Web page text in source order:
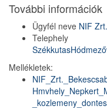
További információk
Ügyfél neve NIF Zrt.
Telephely
Székkutas
Mellékletek: